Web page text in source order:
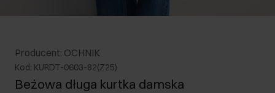
Producent: OCHNIK
Kod: KURDT-0603-82(Z25)
Beżowa długa kurtka damska